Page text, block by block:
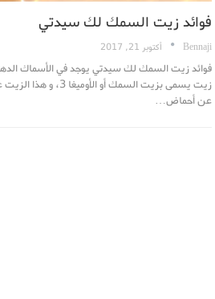
فوائد زيت السمك لك سيدتي
Bennaji أكتوبر 21, 2017
فوائد زيت السمك لك سيدتي يوجد في الأسماك
زيت يسمى بزيت السمك أو الأوميغا 3، و
عن أحماض…